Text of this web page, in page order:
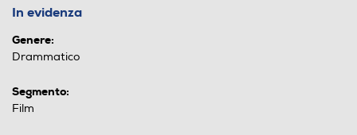
In evidenza
Genere:
Drammatico
Segmento:
Film